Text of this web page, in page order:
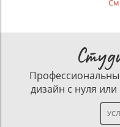
дизайн с нуля